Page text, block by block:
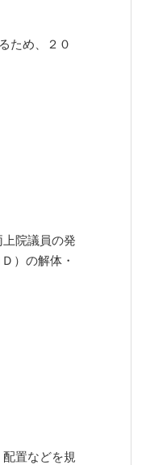
ため、２０
上院議員の発
）の解体・
配置などを規